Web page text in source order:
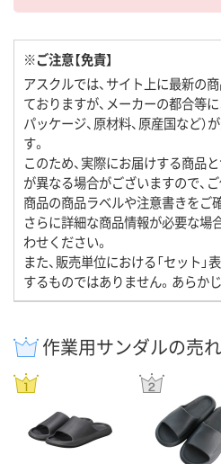
※ご注意【免責】
アスクルでは、サイト上に最新の
ておりますが、メーカーの都合等に
パッケージ、原材料、原産国など
す。
このため、実際にお届けする商品
が異なる場合がございますので、
商品の商品ラベルや注意書きをご
さらに詳細な商品情報が必要な場
わせください。
また、販売単位における「セット」
するものではありません。あらか
作業用サンダルの売